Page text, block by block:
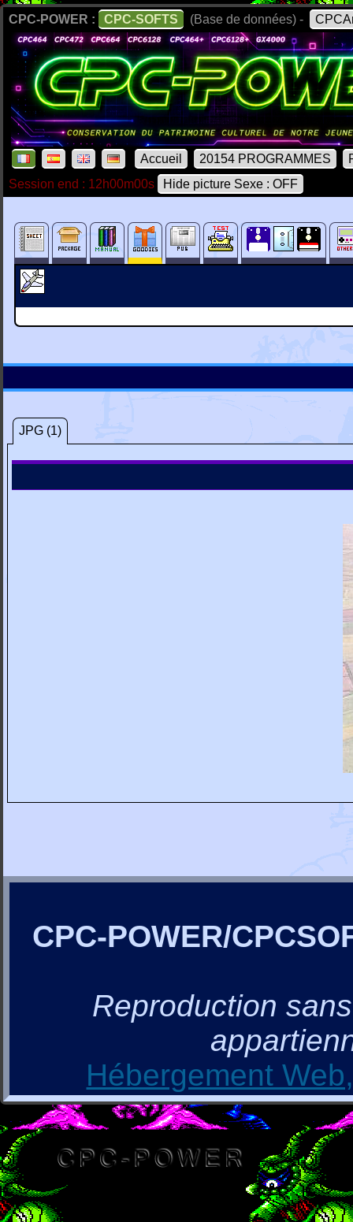
CPC-POWER : CPC-SOFTS (Base de données) -
Accueil 20154 PROGRAMMES
Session end : 12h00m00s
Hide picture Sexe : OFF
JPG (1)
CPC-POWER/
Reproduction
Hébergement